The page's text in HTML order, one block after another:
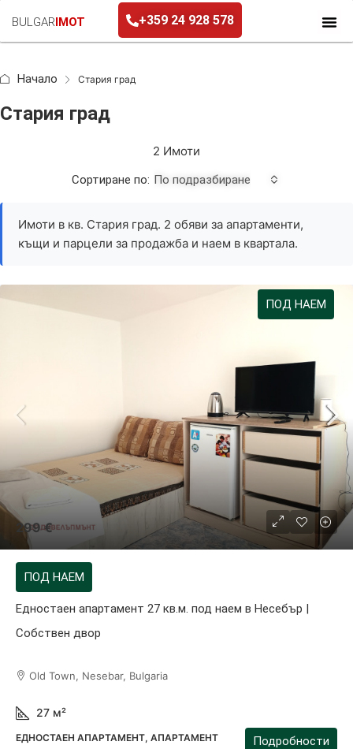
BULGARIMOT +359 24 928 578
Начало Стария град
Стария град
2 Имоти
Сортиране по: По подразбиране
Имоти в кв. Стария град. 2 обяви за апартаменти,
къщи и парцели за продажба и наем в квартала.
ПОД НАЕМ
299 €
ПОД НАЕМ
Едностаен апартамент 27 кв.м. под наем в Несебър |
Собствен двор
Old Town, Nesebar, Bulgaria
27 м²
ЕДНОСТАЕН АПАРТАМЕНТ, АПАРТАМЕНТ Подробности